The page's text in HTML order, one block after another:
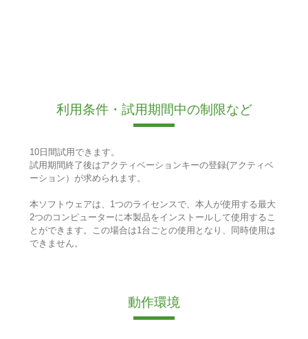
利用条件・試用期間中の制限など
10日間試用できます。
試用期間終了後はアクティベーションキーの登録(アクティベ
ーション）が求められます。
本ソフトウェアは、1つのライセンスで、本人が使用する最大
2つのコンピューターに本製品をインストールして使用するこ
とができます。この場合は1台ごとの使用となり、同時使用は
できません。
動作環境